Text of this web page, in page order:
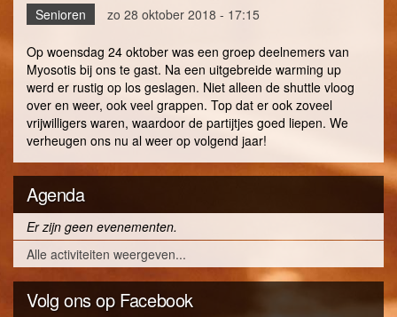
Senioren zo 28 oktober 2018 - 17:15
Op woensdag 24 oktober was een groep deelnemers van
Myosotis bij ons te gast. Na een uitgebreide warming up
werd er rustig op los geslagen. Niet alleen de shuttle vloog
over en weer, ook veel grappen. Top dat er ook zoveel
vrijwilligers waren, waardoor de partijtjes goed liepen. We
verheugen ons nu al weer op volgend jaar!
Agenda
Er zijn geen evenementen.
Alle activiteiten weergeven...
Volg ons op Facebook